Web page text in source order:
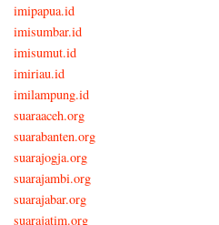
imipapua.id
imisumbar.id
imisumut.id
imiriau.id
imilampung.id
suaraaceh.org
suarabanten.org
suarajogja.org
suarajambi.org
suarajabar.org
suarajatim.org